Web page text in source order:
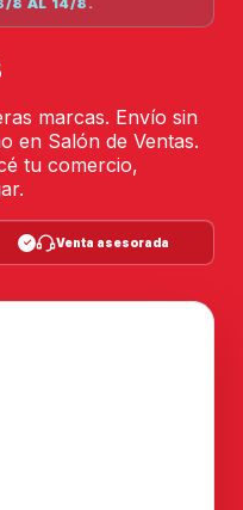
8 AL 14/8.
marcas. Envío sin
en Salón de Ventas.
tu comercio,
✓ Venta asesorada